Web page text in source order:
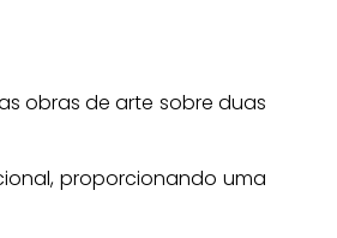
obras de arte sobre duas
proporcionando uma